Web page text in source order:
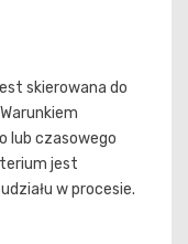
skierowana do
lub czasowego
jest
w procesie.